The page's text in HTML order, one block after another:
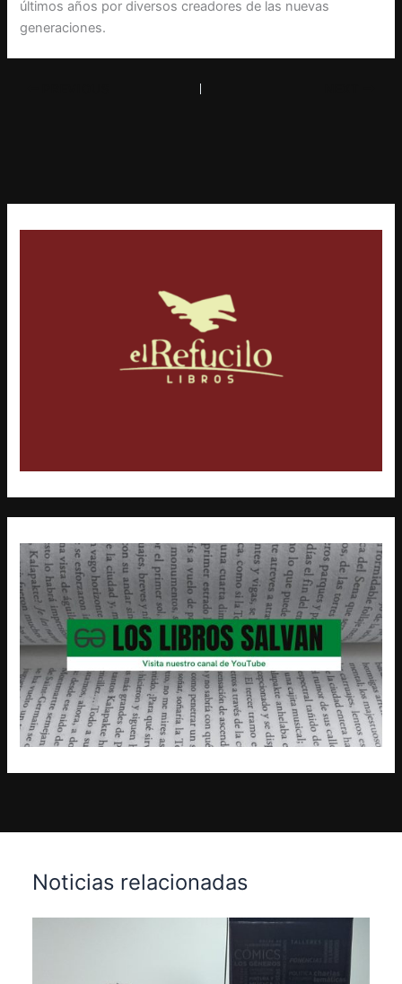
últimos años por diversos creadores de las nuevas
generaciones.
Noticias relacionadas